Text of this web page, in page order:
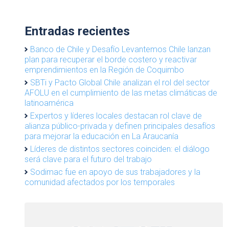
Entradas recientes
Banco de Chile y Desafío Levantemos Chile lanzan
plan para recuperar el borde costero y reactivar
emprendimientos en la Región de Coquimbo
SBTi y Pacto Global Chile analizan el rol del sector
AFOLU en el cumplimiento de las metas climáticas de
latinoamérica
Expertos y líderes locales destacan rol clave de
alianza público-privada y definen principales desafíos
para mejorar la educación en La Araucanía
Líderes de distintos sectores coinciden: el diálogo
será clave para el futuro del trabajo
Sodimac fue en apoyo de sus trabajadores y la
comunidad afectados por los temporales